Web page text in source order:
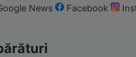
News Facebook